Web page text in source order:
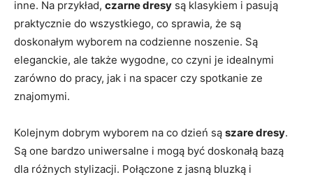
inne.‌ Na⁣ przykład, czarne ⁤dresy są klasykiem i pasują
praktycznie do wszystkiego, co sprawia,​ że są‌
doskonałym wyborem na codzienne noszenie. ⁢Są
eleganckie,‌ ale także wygodne, co czyni ‍je idealnymi
zarówno do ‍pracy, jak⁢ i na ⁢spacer czy spotkanie ze​
znajomymi.
Kolejnym⁣ dobrym wyborem na co‌ dzień są szare ⁢dresy.
Są ⁣one‍ bardzo uniwersalne i mogą być doskonałą bazą
dla różnych stylizacji. Połączone z jasną bluzką i⁣